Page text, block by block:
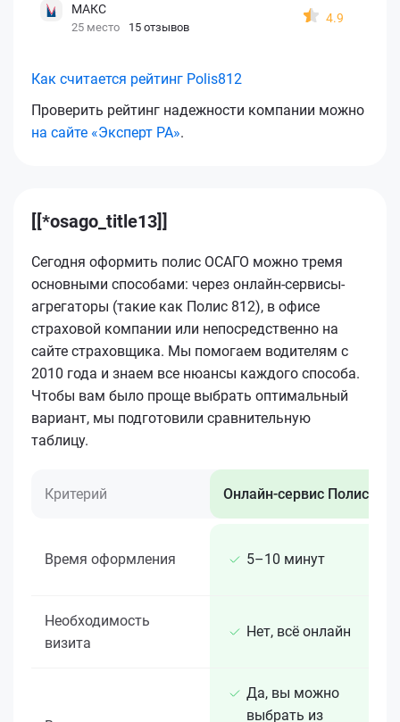
МАКС
25 место 15 отзывов
4.9
Как считается рейтинг Polis812
Проверить рейтинг надежности компании можно
на сайте «Эксперт РА».
[[*osago_title13]]
Сегодня оформить полис ОСАГО можно тремя
основными способами: через онлайн-сервисы-
агрегаторы (такие как Полис 812), в офисе
страховой компании или непосредственно на
сайте страховщика. Мы помогаем водителям с
2010 года и знаем все нюансы каждого способа.
Чтобы вам было проще выбрать оптимальный
вариант, мы подготовили сравнительную
таблицу.
Критерий Онлайн-сервис Полис 812
Время оформления 5–10 минут
Необходимость
визита
Нет, всё онлайн
Да, вы можно
выбрать из